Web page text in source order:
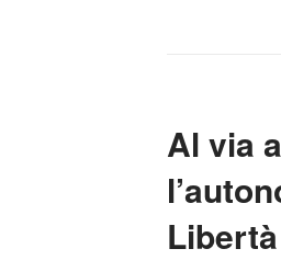
Al via
Libertà